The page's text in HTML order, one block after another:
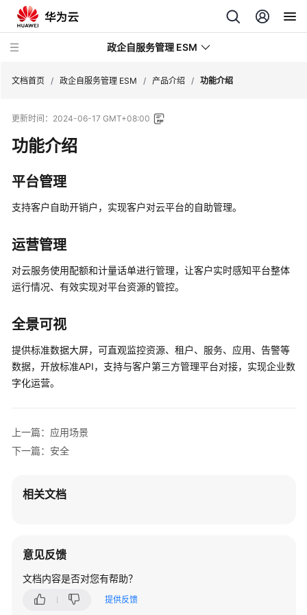
政企自服务管理 ESM
最
新
动
产
品
绍
什
么
政
自
服
务
产
势
场
功
文档首页 / 政企自服务管理 ESM / 产品介绍 / 功能介绍
更新时间： 2024-06-17 GMT+08:00
功能介绍
平台管理
支持客户自助开销户，实现客户对云平台的自助管理。
运营管理
对云服务使用配额和计量话单进行管理，让客户实时感知平台整体
运行情况、有效实现对平台资源的管控。
全景可视
提供标准数据大屏，可直观监控资源、租户、服务、应用、告警等
数据，开放标准API，支持与客户第三方管理平台对接，实现企业数
字化运营。
上一篇：应用场景
下一篇：安全
相关文档
意见反馈
文档内容是否对您有帮助？
提供反馈